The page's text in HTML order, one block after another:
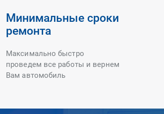
Минимальные сроки
ремонта
Максимально быстро
проведем все работы и вернем
Вам автомобиль